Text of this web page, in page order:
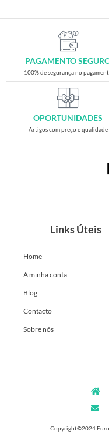
PAGAMENTO
100% de segurança no
OPORTUNIDADES
Artigos com preço e qualidade
Links Úteis
Home
A minha conta
Blog
Contacto
Sobre nós
Copyright©2024